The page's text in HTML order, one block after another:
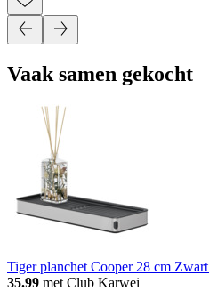
Vaak samen gekocht
Tiger planchet Cooper 28 cm
35.99 met Club Karwei